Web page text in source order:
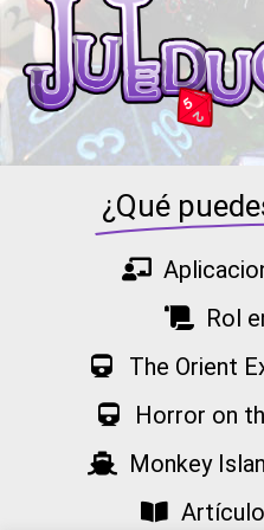
¿Qué
Rol
The Orient
Horror on
Monkey